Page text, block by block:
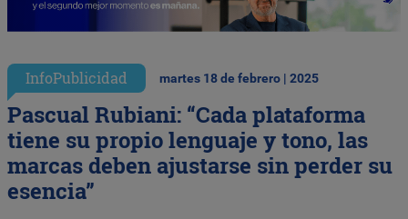
InfoPublicidad martes 18 de febrero | 2025
Pascual Rubiani: “Cada plataforma
tiene su propio lenguaje y tono, las
marcas deben ajustarse sin perder su
esencia”